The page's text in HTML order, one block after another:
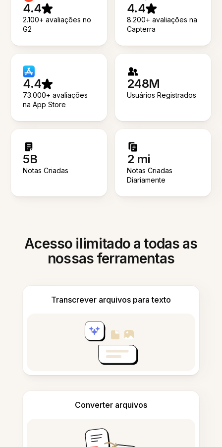
4.4
2.100+ avaliações no
G2
4.4
8.200+ avaliações na
Capterra
4.4
73.000+ avaliações
na App Store
248M
Usuários Registrados
5B
Notas Criadas
2 mi
Notas Criadas
Diariamente
Acesso ilimitado a todas as
nossas ferramentas
Transcrever arquivos para texto
Converter arquivos